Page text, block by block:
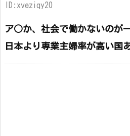
ID:xveziqy20
ア○か、社会で働かないのが
日本より専業主婦率が高い国